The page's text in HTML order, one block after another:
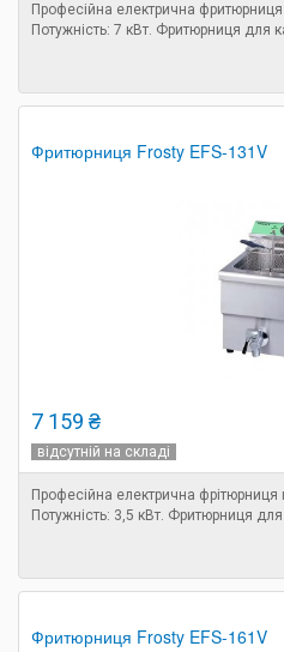
Професійна електрична фритюрниця
Потужність: 7 кВт. Фритюрниця для
Фритюрниця Frosty EFS-131V
7 159 ₴
відсутній на складі
Професійна електрична фрітюрниця
Потужність: 3,5 кВт. Фритюрниця
Фритюрниця Frosty EFS-161V